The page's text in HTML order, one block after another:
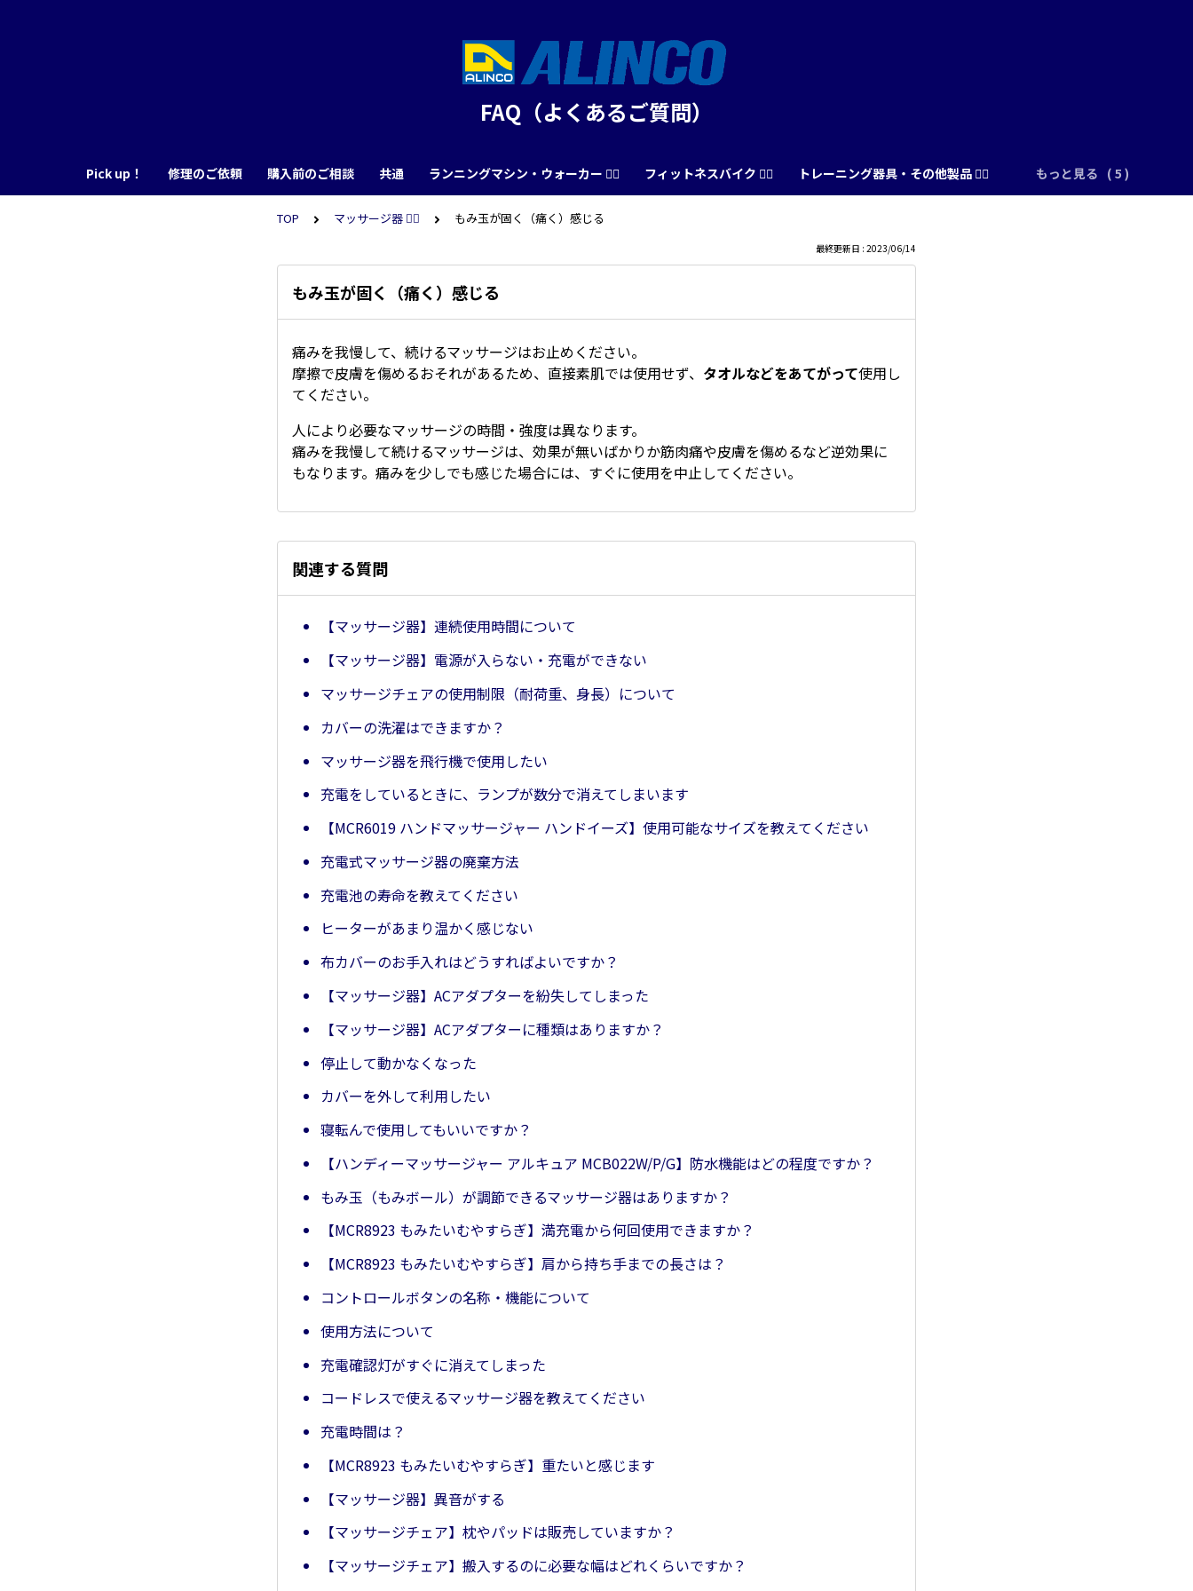
FAQ（よくあるご質問）
Pick up！ 修理のご依頼 購入前のご相談 共通 ランニングマシン・ウォーカー 🏃‍♀️ フィットネスバイク 🚴‍♂️ トレーニング器具・その他製品 🏋️‍♂️ もっと見る
TOP マッサージ器 💆‍♂️ もみ玉が固く（痛く）感じる
最終更新日 : 2023/06/14
もみ玉が固く（痛く）感じる
痛みを我慢して、続けるマッサージはお止めください。
摩擦で皮膚を傷めるおそれがあるため、直接素肌では使用せず、 タオルなどをあてがって使用し
てください。
人により必要なマッサージの時間・強度は異なります。
痛みを我慢して続けるマッサージは、効果が無いばかりか筋肉痛や皮膚を傷めるなど逆効果に
もなります。痛みを少しでも感じた場合には、すぐに使用を中止してください。
関連する質問
【マッサージ器】連続使用時間について
【マッサージ器】電源が入らない・充電ができない
マッサージチェアの使用制限（耐荷重、身長）について
カバーの洗濯はできますか？
マッサージ器を飛行機で使用したい
充電をしているときに、ランプが数分で消えてしまいます
【MCR6019 ハンドマッサージャー ハンドイーズ】使用可能なサイズを教えてください
充電式マッサージ器の廃棄方法
充電池の寿命を教えてください
ヒーターがあまり温かく感じない
布カバーのお手入れはどうすればよいですか？
【マッサージ器】ACアダプターを紛失してしまった
【マッサージ器】ACアダプターに種類はありますか？
停止して動かなくなった
カバーを外して利用したい
寝転んで使用してもいいですか？
【ハンディーマッサージャー アルキュア MCB022W/P/G】防水機能はどの程度ですか？
もみ玉（もみボール）が調節できるマッサージ器はありますか？
【MCR8923 もみたいむやすらぎ】満充電から何回使用できますか？
【MCR8923 もみたいむやすらぎ】肩から持ち手までの長さは？
コントロールボタンの名称・機能について
使用方法について
充電確認灯がすぐに消えてしまった
コードレスで使えるマッサージ器を教えてください
充電時間は？
【MCR8923 もみたいむやすらぎ】重たいと感じます
【マッサージ器】異音がする
【マッサージチェア】枕やパッドは販売していますか？
【マッサージチェア】搬入するのに必要な幅はどれくらいですか？